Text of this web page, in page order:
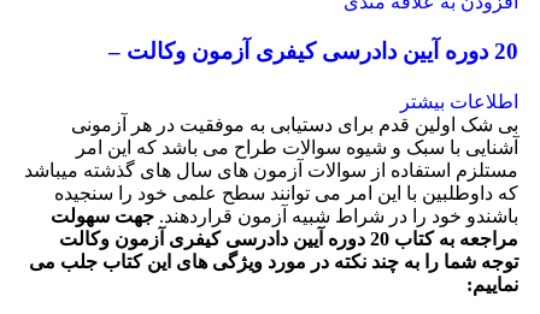
20 دوره آیین دادرسی کیفری آزمون وکالت –
اطلاعات بیشتر
بی شک اولین قدم برای دستیابی به موفقیت در هر آزمونی
آشنایی با سبک و شیوه سوالات طراح می باشد که این امر
مستلزم استفاده از سوالات آزمون های سال های گذشته میباشد
که داوطلبین با این امر می توانند سطح علمی خود را سنجیده
باشندو خود را در شراط شبیه آزمون قراردهند. جهت سهولت
مراجعه به کتاب 20 دوره آیین دادرسی کیفری آزمون وکالت
توجه شما را به چند نکته در مورد ویژگی های این کتاب جلب می
نماییم: